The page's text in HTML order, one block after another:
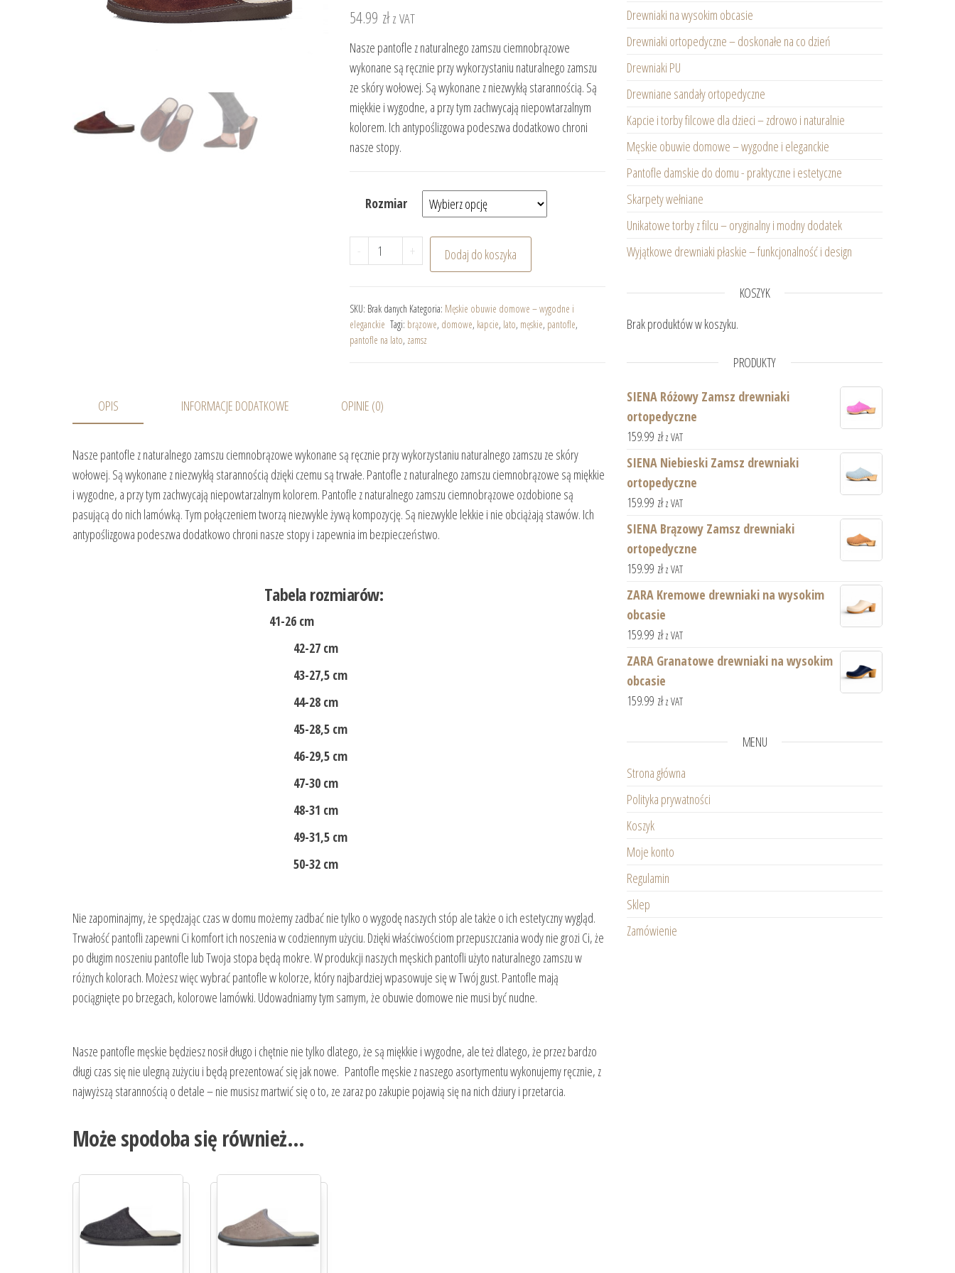
54.99 złz VAT
Nasze pantofle z naturalnego zamszu ciemnobrązowe
wykonane są ręcznie przy wykorzystaniu naturalnego zamszu
ze skóry wołowej. Są wykonane z niezwykłą starannością. Są
miękkie i wygodne, a przy tym zachwycają niepowtarzalnym
kolorem. Ich antypoślizgowa podeszwa dodatkowo chroni
nasze stopy.
Rozmiar
- ilość Męskie pantofle z naturalnego zamszu ciemnobrązowe
+ Dodaj do koszyka
SKU: Brak danych Kategoria: Męskie obuwie domowe – wygodne i
eleganckie Tagi: brązowe, domowe, kapcie, lato, męskie, pantofle,
pantofle na lato, zamsz
OPIS INFORMACJE DODATKOWE OPINIE (0)
Nasze pantofle z naturalnego zamszu ciemnobrązowe wykonane są ręcznie przy wykorzystaniu naturalnego zamszu ze skóry
wołowej. Są wykonane z niezwykłą starannością dzięki czemu są trwałe. Pantofle z naturalnego zamszu ciemnobrązowe są miękkie
i wygodne, a przy tym zachwycają niepowtarzalnym kolorem. Pantofle z naturalnego zamszu ciemnobrązowe ozdobione są
pasującą do nich lamówką. Tym połączeniem tworzą niezwykle żywą kompozycję. Są niezwykle lekkie i nie obciążają stawów. Ich
antypoślizgowa podeszwa dodatkowo chroni nasze stopy i zapewnia im bezpieczeństwo.
Tabela rozmiarów:
41-26 cm
42-27 cm
43-27,5 cm
44-28 cm
45-28,5 cm
46-29,5 cm
47-30 cm
48-31 cm
49-31,5 cm
50-32 cm
Nie zapominajmy, że spędzając czas w domu możemy zadbać nie tylko o wygodę naszych stóp ale także o ich estetyczny wygląd.
Trwałość pantofli zapewni Ci komfort ich noszenia w codziennym użyciu. Dzięki właściwościom przepuszczania wody nie grozi Ci, że
po długim noszeniu pantofle lub Twoja stopa będą mokre. W produkcji naszych męskich pantofli użyto naturalnego zamszu w
różnych kolorach. Możesz więc wybrać pantofle w kolorze, który najbardziej wpasowuje się w Twój gust. Pantofle mają
pociągnięte po brzegach, kolorowe lamówki. Udowadniamy tym samym, że obuwie domowe nie musi być nudne.
Nasze pantofle męskie będziesz nosił długo i chętnie nie tylko dlatego, że są miękkie i wygodne, ale też dlatego, że przez bardzo
długi czas się nie ulegną zużyciu i będą prezentować się jak nowe. Pantofle męskie z naszego asortymentu wykonujemy ręcznie, z
najwyższą starannością o detale – nie musisz martwić się o to, ze zaraz po zakupie pojawią się na nich dziury i przetarcia.
Może spodoba się również…
Drewniaki na wysokim obcasie
Drewniaki ortopedyczne – doskonałe na co dzień
Drewniaki PU
Drewniane sandały ortopedyczne
Kapcie i torby filcowe dla dzieci – zdrowo i naturalnie
Męskie obuwie domowe – wygodne i eleganckie
Pantofle damskie do domu - praktyczne i estetyczne
Skarpety wełniane
Unikatowe torby z filcu – oryginalny i modny dodatek
Wyjątkowe drewniaki płaskie – funkcjonalność i design
KOSZYK
Brak produktów w koszyku.
PRODUKTY
SIENA Różowy Zamsz drewniaki
ortopedyczne
159.99 zł z VAT
SIENA Niebieski Zamsz drewniaki
ortopedyczne
159.99 zł z VAT
SIENA Brązowy Zamsz drewniaki
ortopedyczne
159.99 zł z VAT
ZARA Kremowe drewniaki na wysokim
obcasie
159.99 zł z VAT
ZARA Granatowe drewniaki na wysokim
obcasie
159.99 zł z VAT
MENU
Strona główna
Polityka prywatności
Koszyk
Moje konto
Regulamin
Sklep
Zamówienie